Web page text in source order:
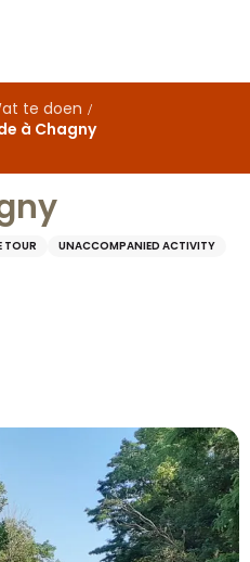
te doen
à Chagny
TOUR UNACCOMPANIED ACTIVITY